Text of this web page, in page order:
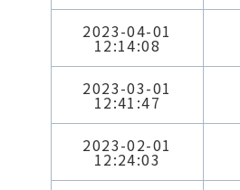
2023-04-01
12:14:08
2023-03-01
12:41:47
2023-02-01
12:24:03